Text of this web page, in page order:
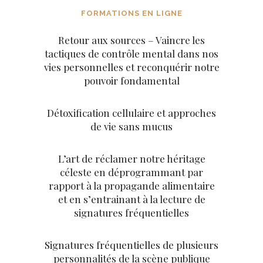
FORMATIONS EN LIGNE
Retour aux sources – Vaincre les
tactiques de contrôle mental dans nos
vies personnelles et reconquérir notre
pouvoir fondamental
Détoxification cellulaire et approches
de vie sans mucus
L’art de réclamer notre héritage
céleste en déprogrammant par
rapport à la propagande alimentaire
et en s’entrainant à la lecture de
signatures fréquentielles
Signatures fréquentielles de plusieurs
personnalités de la scène publique